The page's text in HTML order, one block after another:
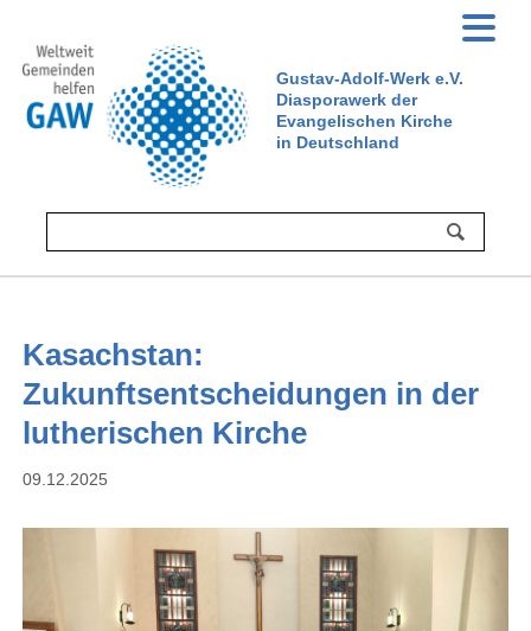
Gustav-Adolf-Werk e.V.
Diasporawerk der
Evangelischen Kirche
in Deutschland
Kasachstan:
Zukunftsentscheidungen in der
lutherischen Kirche
09.12.2025